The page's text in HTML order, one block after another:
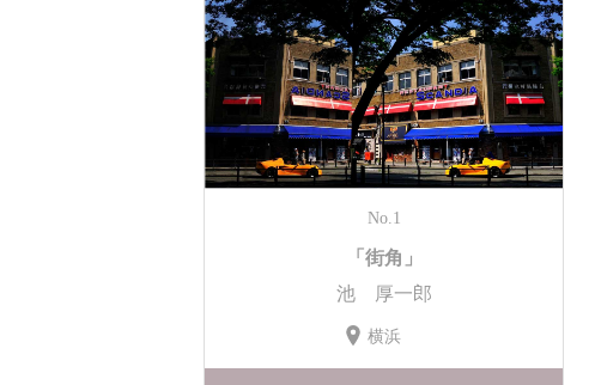
No.1
「街角」
池 厚一郎
横浜